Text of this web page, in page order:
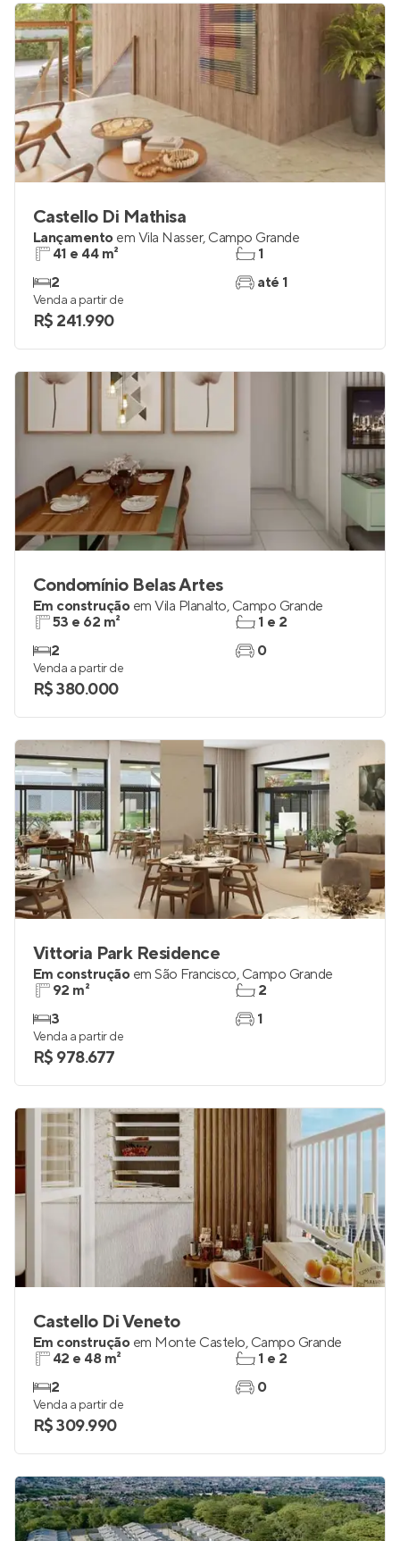
Castello Di Mathisa
Lançamento em Vila Nasser, Campo Grande
41 e 44 m²
2
1
até 1
Venda a partir de
R$ 241.990
Condomínio Belas Artes
Em construção em Vila Planalto, Campo Grande
53 e 62 m²
2
1 e 2
0
Venda a partir de
R$ 380.000
Vittoria Park Residence
Em construção em São Francisco, Campo Grande
92 m²
3
2
1
Venda a partir de
R$ 978.677
Castello Di Veneto
Em construção em Monte Castelo, Campo Grande
42 e 48 m²
2
1 e 2
0
Venda a partir de
R$ 309.990